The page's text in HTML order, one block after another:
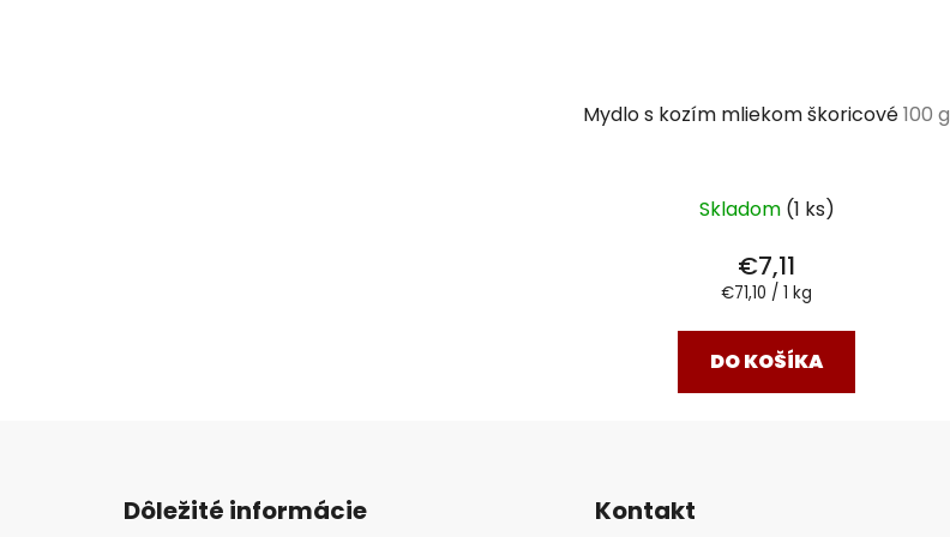
Mydlo s kozím mliekom škoricové100 g
Skladom (1 ks)
€7,11
Jednotková
€71,10 / 1 kg
DO KOŠÍKA
Dôležité informácie Kontakt